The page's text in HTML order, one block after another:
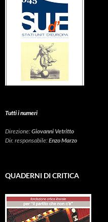
Tutti i numeri
Direzione:Giovanni Vetritto
Dir. responsabile:Enzo Marzo
QUADERNI DI CRITICA